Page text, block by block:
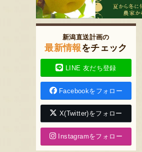
新潟直送計画の
最新情報をチェック
LINE 友だち登録
Facebookをフォロー
X(Twitter)をフォロー
Instagramをフォロー